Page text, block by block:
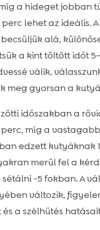
a hideget jobban
lehet az ideális. A
alá,
a kint töltött időt
válik,
meg gyorsan a
időszakban a
míg a
edzett kutyáknak
merül fel a
-5 fokban. A
változik,
a szélhűtés